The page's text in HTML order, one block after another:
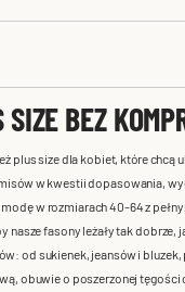
SIZE BEZ
plus size dla kobiet, które chcą
w kwestii dopasowania,
w rozmiarach 40-64 z
nasze fasony leżały tak dobrze,
od sukienek, jeansów i
obuwie o poszerzonej tęgości